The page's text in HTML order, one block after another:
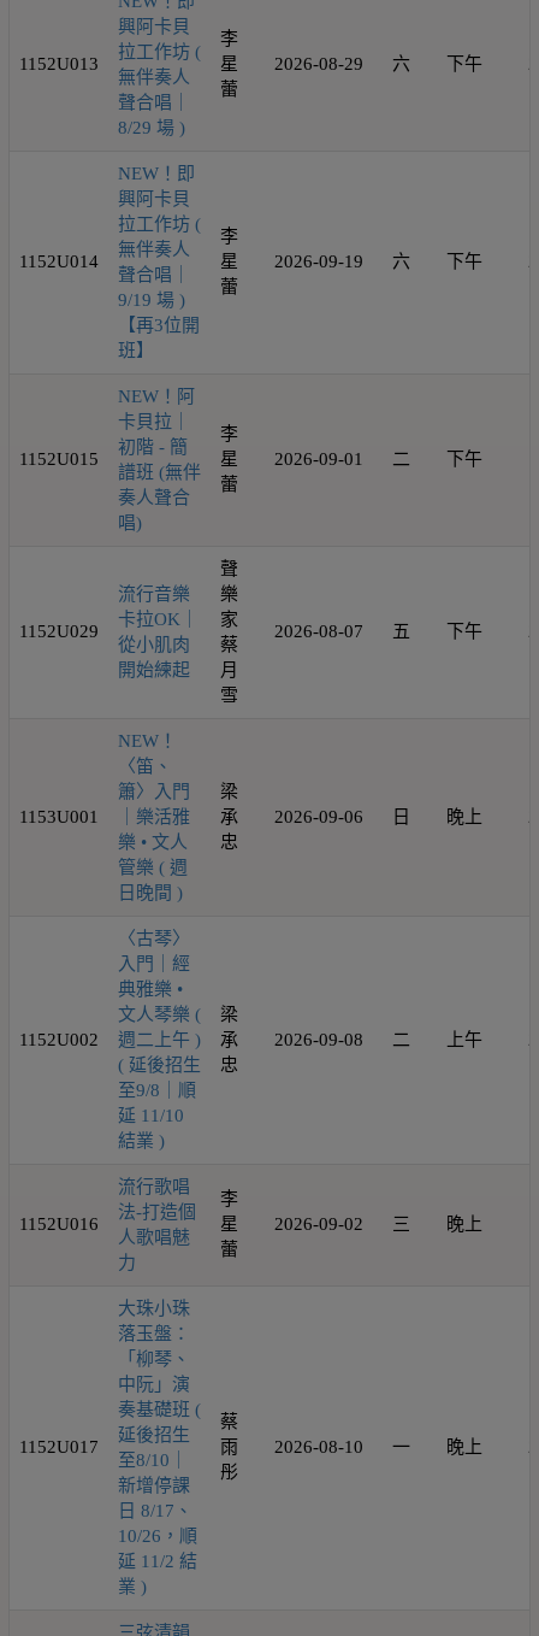
1152U013
興阿卡貝
拉工作坊 (
無伴奏人
聲合唱｜
8/29 場 )
李
星
蕾
2026-08-29 六 下午 2
1152U014
NEW！即
興阿卡貝
拉工作坊 (
無伴奏人
聲合唱｜
9/19 場 )
【再3位開
班】
李
星
蕾
2026-09-19 六 下午 2
1152U015
NEW！阿
卡貝拉｜
初階 - 簡
譜班 (無伴
奏人聲合
唱)
李
星
蕾
2026-09-01 二 下午
1152U029
流行音樂
卡拉OK｜
從小肌肉
開始練起
聲
樂
家
蔡
月
雪
2026-08-07 五 下午
1153U001
NEW！
〈笛、
簫〉入門
｜樂活雅
樂 • 文人
管樂 ( 週
日晚間 )
梁
承
忠
2026-09-06 日 晚上
1152U002
〈古琴〉
入門｜經
典雅樂 •
文人琴樂 (
週二上午 )
( 延後招生
至9/8｜順
延 11/10
結業 )
梁
承
忠
2026-09-08 二 上午
1152U016
流行歌唱
法-打造個
人歌唱魅
力
李
星
蕾
2026-09-02 三 晚上
1152U017
大珠小珠
落玉盤：
「柳琴、
中阮」演
奏基礎班 (
延後招生
至8/10｜
新增停課
日 8/17、
10/26，順
延 11/2 結
業 )
蔡
雨
彤
2026-08-10 一 晚上